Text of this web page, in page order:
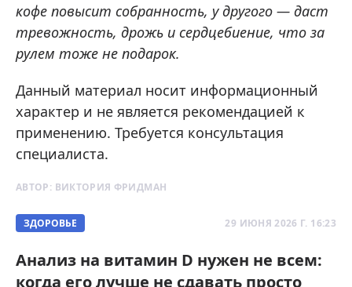
кофе повысит собранность, у другого — даст
тревожность, дрожь и сердцебиение, что за
рулем тоже не подарок.
Данный материал носит информационный
характер и не является рекомендацией к
применению. Требуется консультация
специалиста.
АВТОР: ВИКТОРИЯ ФРИДМАН
ЗДОРОВЬЕ 29 ИЮНЯ 2026 Г. 16:23
Анализ на витамин D нужен не всем:
когда его лучше не сдавать просто